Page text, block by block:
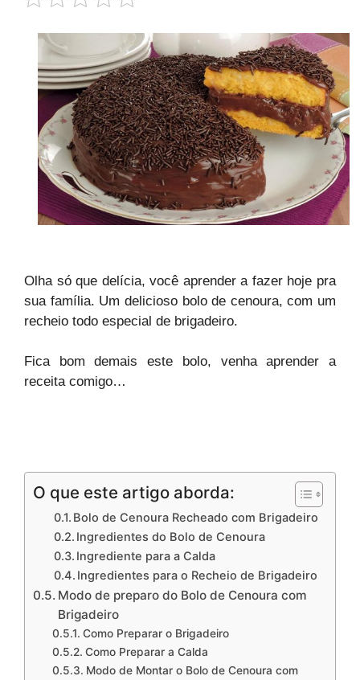
Olha só que delícia, você aprender a fazer hoje pra
sua família. Um delicioso bolo de cenoura, com um
recheio todo especial de brigadeiro.
Fica bom demais este bolo, venha aprender a
receita comigo…
O que este artigo aborda:
Bolo de Cenoura Recheado com Brigadeiro
Ingredientes do Bolo de Cenoura
Ingrediente para a Calda
Ingredientes para o Recheio de Brigadeiro
Modo de preparo do Bolo de Cenoura com
Brigadeiro
Como Preparar o Brigadeiro
Como Preparar a Calda
Modo de Montar o Bolo de Cenoura com